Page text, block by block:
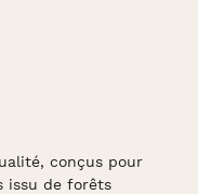
conçus pour
issu de forêts